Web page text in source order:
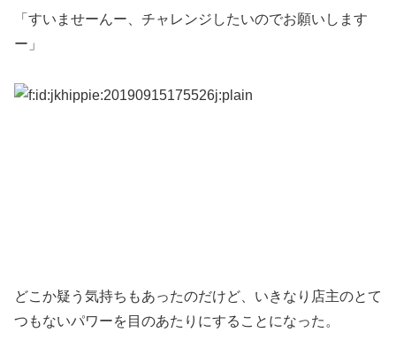
「すいませーんー、チャレンジしたいのでお願いします
ー」
どこか疑う気持ちもあったのだけど、いきなり店主のとて
つもないパワーを目のあたりにすることになった。